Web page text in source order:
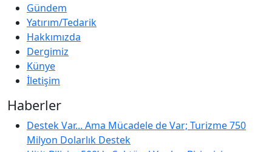
Gündem
Yatırım/Tedarik
Hakkımızda
Dergimiz
Künye
İletişim
Haberler
Destek Var... Ama Mücadele de Var; Turizme 750
Milyon Dolarlık Destek